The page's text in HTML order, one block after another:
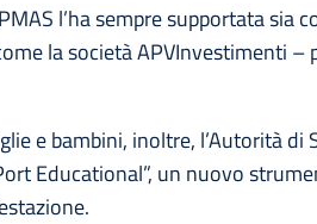
l’ha sempre supportata sia
la società APVInvestimenti –
e bambini, inoltre, l’Autorità di
Educational”, un nuovo